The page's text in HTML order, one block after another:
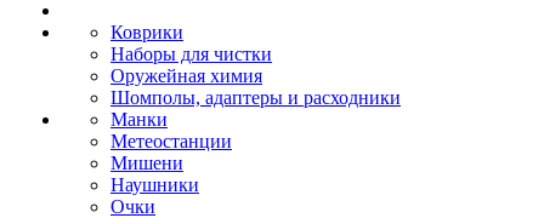
Коврики
Наборы для чистки
Оружейная химия
Шомполы, адаптеры и расходники
Манки
Метеостанции
Мишени
Наушники
Очки